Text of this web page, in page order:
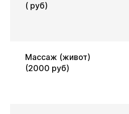
( руб)
Массаж (живот)
(2000 руб)